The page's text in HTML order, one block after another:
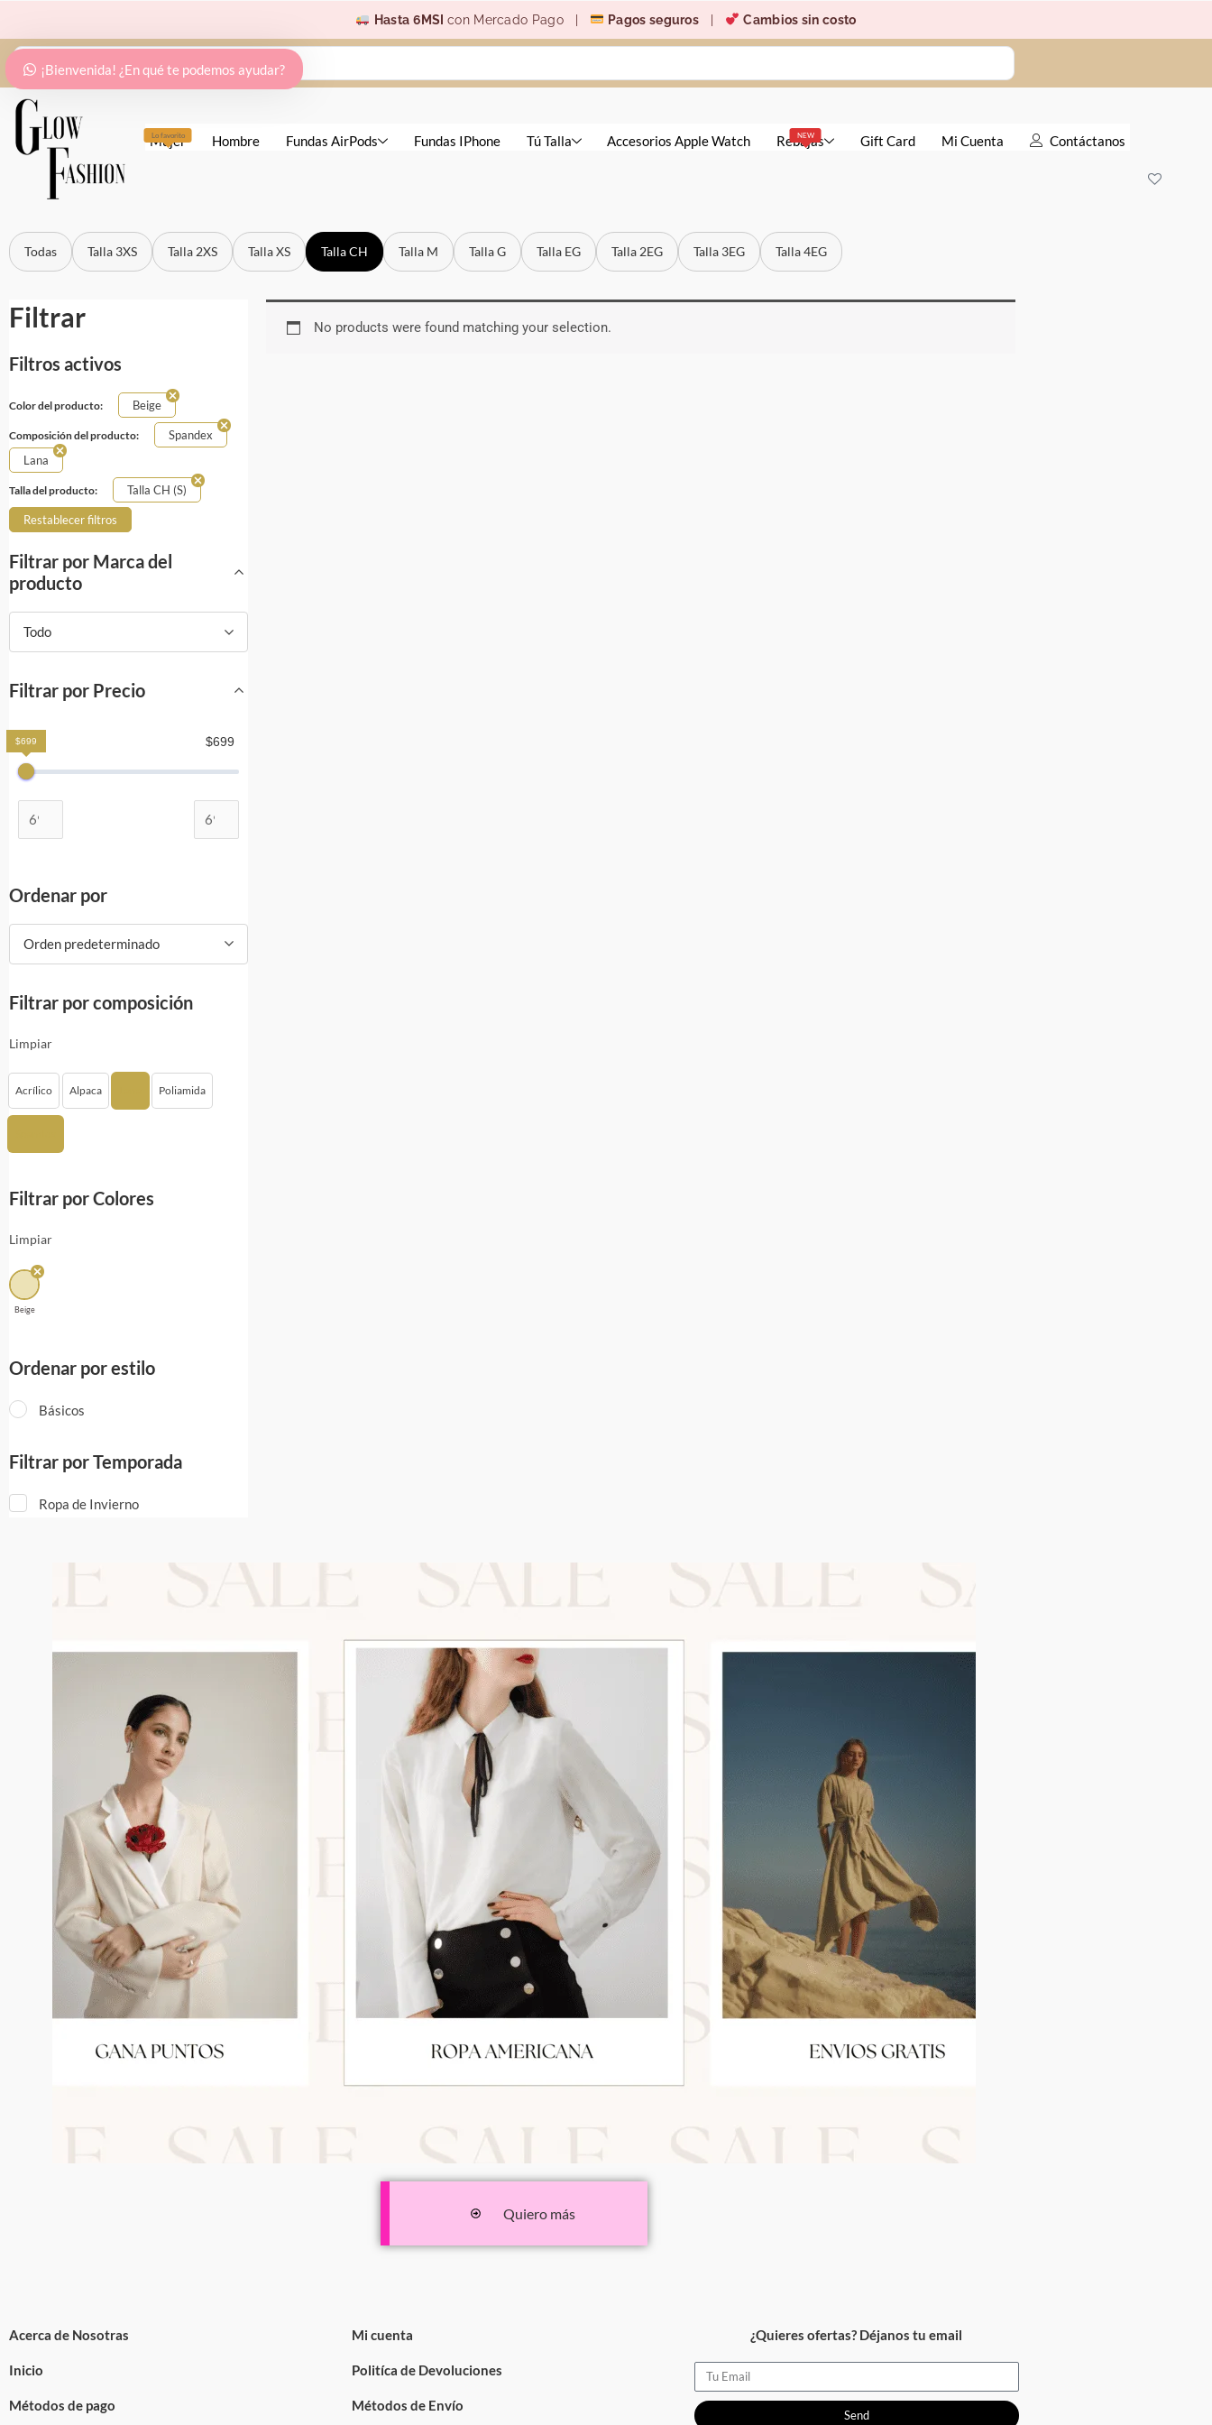
al
contenido
Hasta 6MSIcon Mercado Pago | Pagos seguros Cambios sin costo
Search
Lo favorito
Mujer Hombre Fundas AirPods Fundas IPhone Tú Talla Accesorios Apple Watch NEW
Rebajas Gift Card Mi Cuenta Contáctanos
Todas Talla 3XS Talla 2XS Talla XS Talla CH Talla M Talla G Talla EG Talla 2EG Talla 3EG Talla 4EG
Filtrar
Filtros activos
Color del producto: Beige
Composición del producto:
Spandex
Lana
Talla del producto: Talla CH (S)
Restablecer filtros
Filtrar por Marca del
producto
Todo
Filtrar por Precio
$699
$699
Ordenar por
Orden predeterminado
Filtrar por composición
Limpiar
Acrílico Alpaca Poliamida
Filtrar por Colores
Limpiar
Beige
Ordenar por estilo
Básicos
Filtrar por Temporada
Ropa de Invierno
No products were found matching your selection.
Quiero más
Acerca de Nosotras
Inicio
Métodos de pago
Mi cuenta
Politíca de Devoluciones
Métodos de Envío
¿Quieres ofertas? Déjanos tu email
Email
Send
¡Bienvenida! ¿En qué te podemos ayudar?